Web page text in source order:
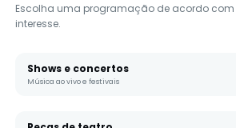
Escolha uma programação de acordo com
interesse.
Shows e concertos
Música ao vivo e festivais